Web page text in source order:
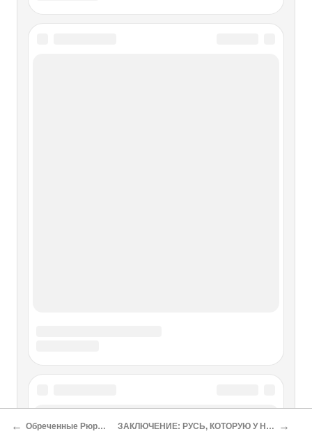
← Обреченные Рюриковичи ЗАКЛЮЧЕНИЕ: РУСЬ, КОТОРУЮ У НАС УКРАЛИ →